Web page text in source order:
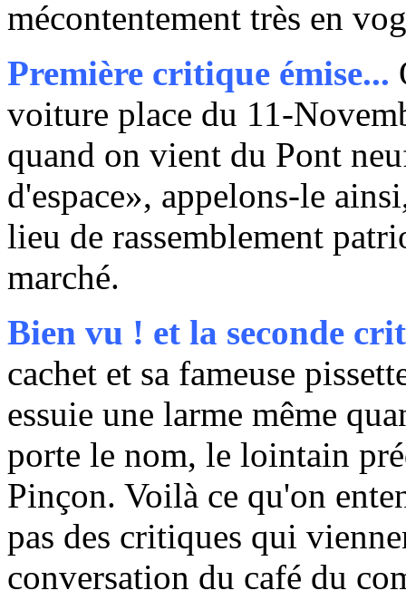
mécontentement très en
Première critique émise...
voiture place du 11-
quand on vient du Pont
d'espace», appelons-le
lieu de rassemblement
marché.
Bien vu ! et la seconde
cachet et sa fameuse
essuie une larme même
porte le nom, le lointain
Pinçon. Voilà ce qu'on
pas des critiques qui
conversation du café du